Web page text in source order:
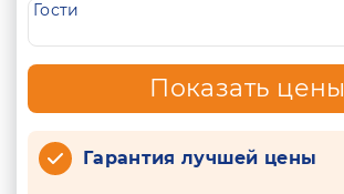
Гости
Показать цены
Гарантия лучшей цены